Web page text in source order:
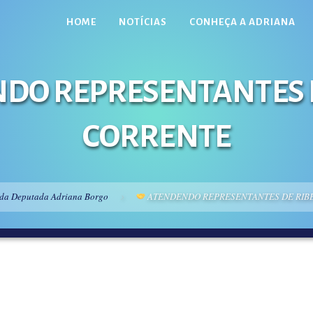
HOME NOTÍCIAS CONHEÇA A ADRIANA
REPRESENTANTES
CORRENTE
Deputada Adriana Borgo ATENDENDO REPRESENTANTES DE